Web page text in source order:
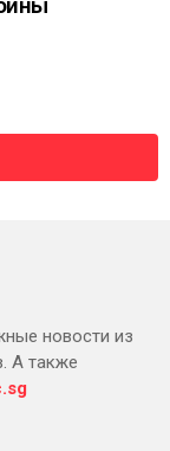
новости из
А также